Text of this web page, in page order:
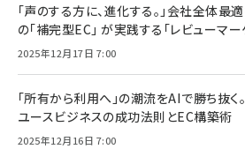
「声のする方に、進化する。」会社全体最
の「補完型EC」 が実践する「レビューマー
2025年12月17日 7:00
「所有から利用へ」の潮流をAIで勝ち抜く
ユースビジネスの成功法則とEC構築術
2025年12月16日 7:00